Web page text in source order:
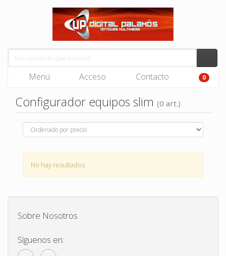
Menú Acceso Contacto 0
Configurador equipos slim (0 art.)
No hay resultados.
Sobre Nosotros
Síguenos en: